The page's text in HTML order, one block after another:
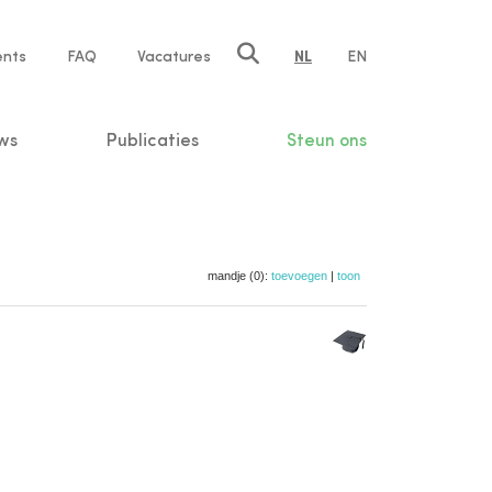
FAQ Vacatures NL EN
Publicaties Steun ons
mandje (0): toevoegen | toon